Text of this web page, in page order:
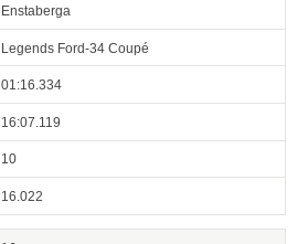
Enstaberga
Legends Ford-34 Coupé
01:16.334
16:07.119
10
16.022